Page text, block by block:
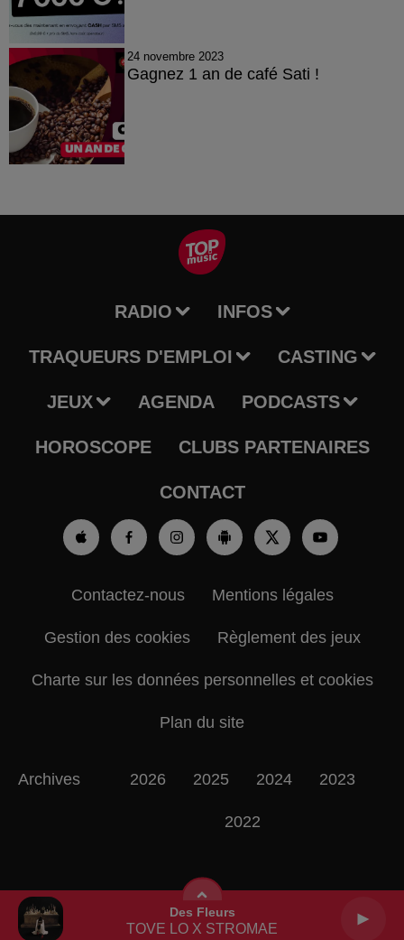
Des Fleurs
TOVE LO X STROMAE
24 novembre 2023
Gagnez 1 an de café Sati !
RADIO INFOS
TRAQUEURS D'EMPLOI CASTING
JEUX AGENDA PODCASTS
HOROSCOPE CLUBS PARTENAIRES
CONTACT
Contactez-nous Mentions légales
Gestion des cookies Règlement des jeux
Charte sur les données personnelles et cookies
Plan du site
Archives 2026 2025 2024 2023
2022